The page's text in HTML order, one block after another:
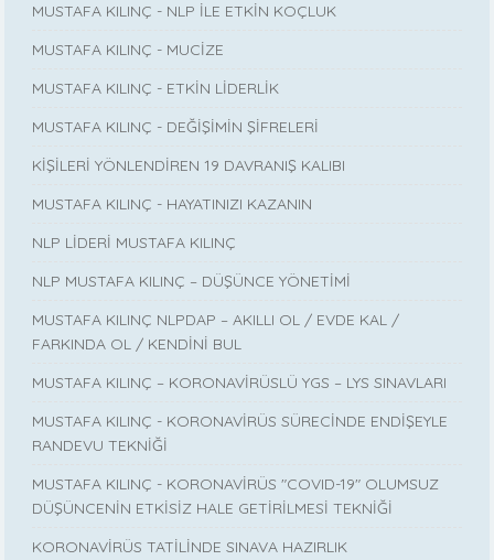
MUSTAFA KILINÇ - NLP İLE ETKİN KOÇLUK
MUSTAFA KILINÇ - MUCİZE
MUSTAFA KILINÇ - ETKİN LİDERLİK
MUSTAFA KILINÇ - DEĞİŞİMİN ŞİFRELERİ
KİŞİLERİ YÖNLENDİREN 19 DAVRANIŞ KALIBI
MUSTAFA KILINÇ - HAYATINIZI KAZANIN
NLP LİDERİ MUSTAFA KILINÇ
NLP MUSTAFA KILINÇ – DÜŞÜNCE YÖNETİMİ
MUSTAFA KILINÇ NLPDAP – AKILLI OL / EVDE KAL /
FARKINDA OL / KENDİNİ BUL
MUSTAFA KILINÇ – KORONAVİRÜSLÜ YGS – LYS SINAVLARI
MUSTAFA KILINÇ - KORONAVİRÜS SÜRECİNDE ENDİŞEYLE
RANDEVU TEKNİĞİ
MUSTAFA KILINÇ - KORONAVİRÜS "COVID-19" OLUMSUZ
DÜŞÜNCENİN ETKİSİZ HALE GETİRİLMESİ TEKNİĞİ
KORONAVİRÜS TATİLİNDE SINAVA HAZIRLIK